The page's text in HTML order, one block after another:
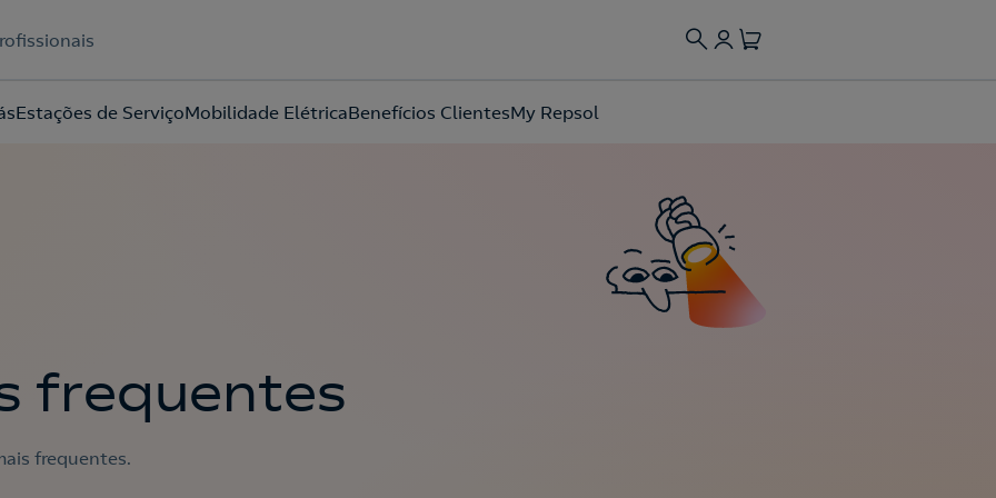
Estações de ServiçoMobilidade ElétricaBenefícios ClientesMy Repsol
Acepto la política de protección de datos.
frequentes
frequentes.